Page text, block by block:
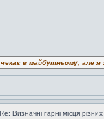
в майбутньому, але
Re: Визначні гарні місця